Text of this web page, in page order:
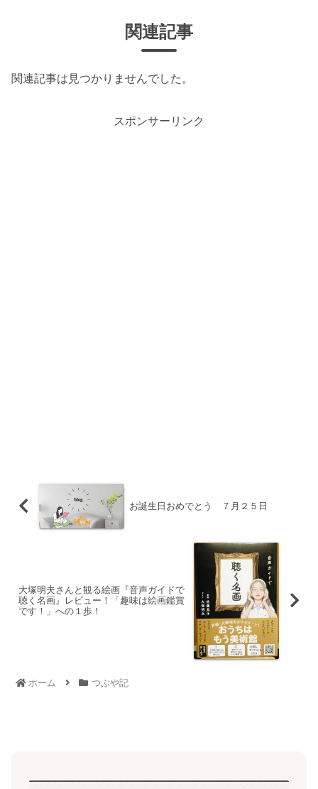
関連記事
関連記事は見つかりませんでした。
スポンサーリンク
お誕生日おめでとう ７月２５日
大塚明夫さんと観る絵画『音声ガイドで
聴く名画』レビュー！「趣味は絵画鑑賞
です！」への１歩！
ホーム つぶや記